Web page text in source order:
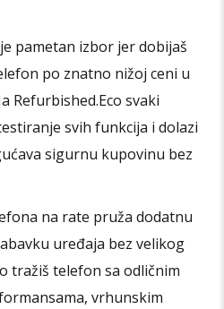
pametan izbor jer dobijaš
po znatno nižoj ceni u
Refurbished.Eco svaki
svih funkcija i dolazi
sigurnu kupovinu bez
na rate pruža dodatnu
uređaja bez velikog
tražiš telefon sa odličnim
vrhunskim